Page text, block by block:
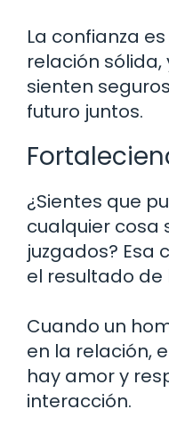
La confianza
relación
sienten
futuro juntos.
¿Sientes que
cualquier cosa
juzgados? Esa
el resultado de
Cuando un
en la relación,
hay amor y
interacción.